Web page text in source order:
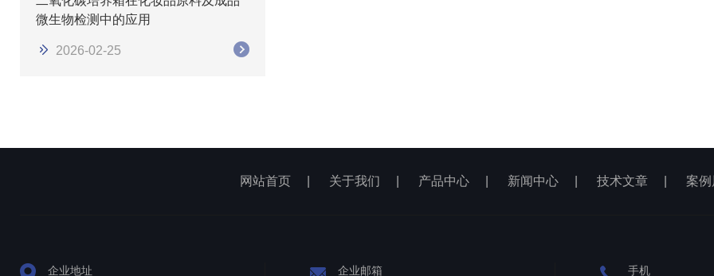
微生物检测中的应用
2026-02-25
网站首页 关于我们 产品中心 新闻中心 技术文章 案
企业地址 企业邮箱 手机